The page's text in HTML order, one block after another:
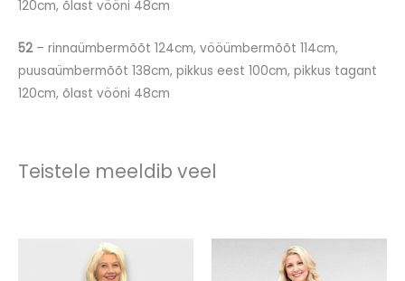
120cm, õlast vööni 48cm
52– rinnaümbermõõt 124cm, vööümbermõõt 114cm,
puusaümbermõõt 138cm, pikkus eest 100cm, pikkus tagant
120cm, õlast vööni 48cm
Teistele meeldib veel